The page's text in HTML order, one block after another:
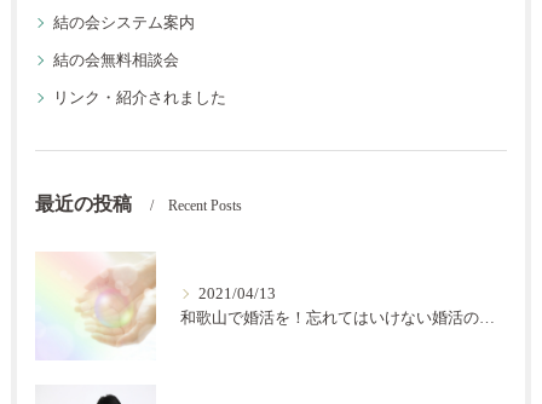
結の会システム案内
結の会無料相談会
リンク・紹介されました
最近の投稿 Recent Posts
2021/04/13
和歌山で婚活を！忘れてはいけない婚活の秘訣【結の会】